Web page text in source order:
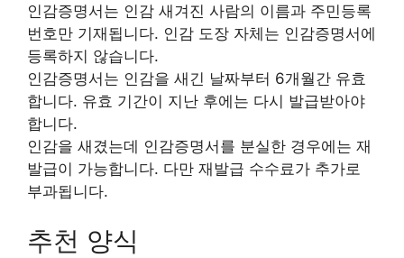
인감증명서는 인감 새겨진 사람의 이름과 주민등록
번호만 기재됩니다. 인감 도장 자체는 인감증명서에
등록하지 않습니다.
인감증명서는 인감을 새긴 날짜부터 6개월간 유효
합니다. 유효 기간이 지난 후에는 다시 발급받아야
합니다.
인감을 새겼는데 인감증명서를 분실한 경우에는 재
발급이 가능합니다. 다만 재발급 수수료가 추가로
부과됩니다.
추천 양식